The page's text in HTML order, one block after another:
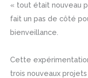
« tout était nouveau
fait un pas de côté
bienveillance.
Cette
trois nouveaux